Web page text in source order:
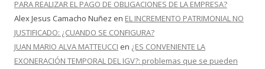
PARA REALIZAR EL PAGO DE OBLIGACIONES DE LA EMPRESA?
Alex Jesus Camacho Nuñez en EL INCREMENTO PATRIMONIAL NO
JUSTIFICADO: ¿CUANDO SE CONFIGURA?
JUAN MARIO ALVA MATTEUCCI en ¿ES CONVENIENTE LA
EXONERACIÓN TEMPORAL DEL IGV?: problemas que se pueden